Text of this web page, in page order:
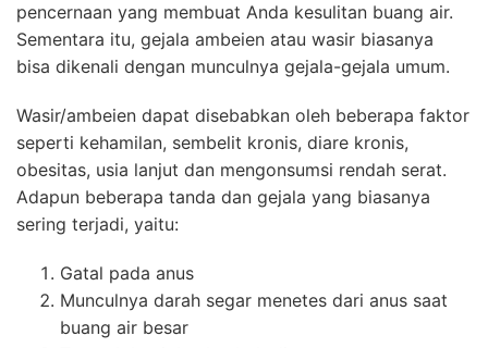
pencernaan yang membuat Anda kesulitan buang air.
Sementara itu, gejala ambeien atau wasir biasanya
bisa dikenali dengan munculnya gejala-gejala umum.
Wasir/ambeien dapat disebabkan oleh beberapa faktor
seperti kehamilan, sembelit kronis, diare kronis,
obesitas, usia lanjut dan mengonsumsi rendah serat.
Adapun beberapa tanda dan gejala yang biasanya
sering terjadi, yaitu:
Gatal pada anus
Munculnya darah segar menetes dari anus saat
buang air besar